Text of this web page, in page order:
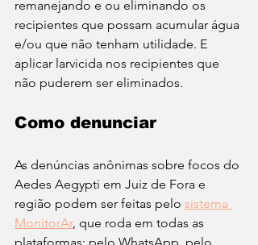
remanejando e ou eliminando os
recipientes que possam acumular água
e/ou que não tenham utilidade. E
aplicar larvicida nos recipientes que
não puderem ser eliminados.
Como denunciar
As denúncias anônimas sobre focos do
Aedes Aegypti em Juiz de Fora e
região podem ser feitas pelo sistema
MonitorAr, que roda em todas as